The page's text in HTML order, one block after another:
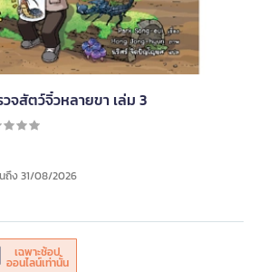
วจสัตว์จิ๋วหลายขา เล่ม 3
เฉพาะช้อป
ออนไลน์เท่านั้น
ถึง 31/08/2026